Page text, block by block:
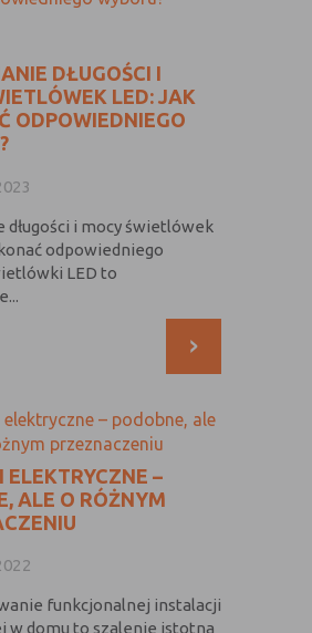
DŁUGOŚCI I
LED: JAK
ODPOWIEDNIEGO
długości i mocy świetlówek
odpowiedniego
LED to
›
–
ALE O RÓŻNYM
funkcjonalnej instalacji
w domu to szalenie istotna